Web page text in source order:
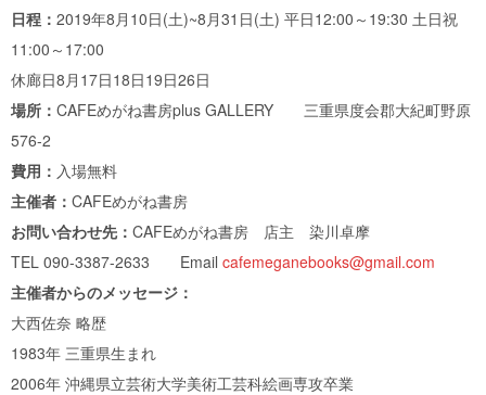
日程： 2019年8月10日(土)~8月31日(土) 平日12:00～19:30 土日祝
11:00～17:00
休廊日8月17日18日19日26日
場所： CAFEめがね書房plus GALLERY 三重県度会郡大紀町野原
576-2
費用： 入場無料
主催者： CAFEめがね書房
お問い合わせ先： CAFEめがね書房 店主 染川卓摩
TEL 090-3387-2633 Email cafemeganebooks@gmail.com
主催者からのメッセージ：
大西佐奈 略歴
1983年 三重県生まれ
2006年 沖縄県立芸術大学美術工芸科絵画専攻卒業